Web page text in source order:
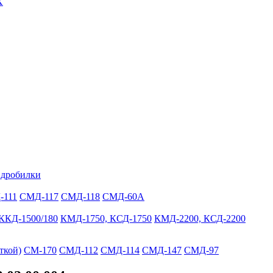
СМД-117 СМД-118 СМД-60А
1500/180 КМД-1750, КСД-1750 КМД-2200, КСД-2200
СМ-170 СМД-112 СМД-114 СМД-147 СМД-97